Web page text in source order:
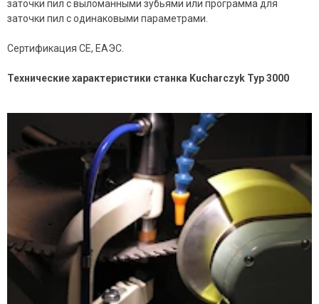
заточки пил с выломанными зубьями или программа для
заточки пил с одинаковыми параметрами.
Сертификация CE, ЕАЭС.
Технические характеристики станка Kucharczyk Typ 3000